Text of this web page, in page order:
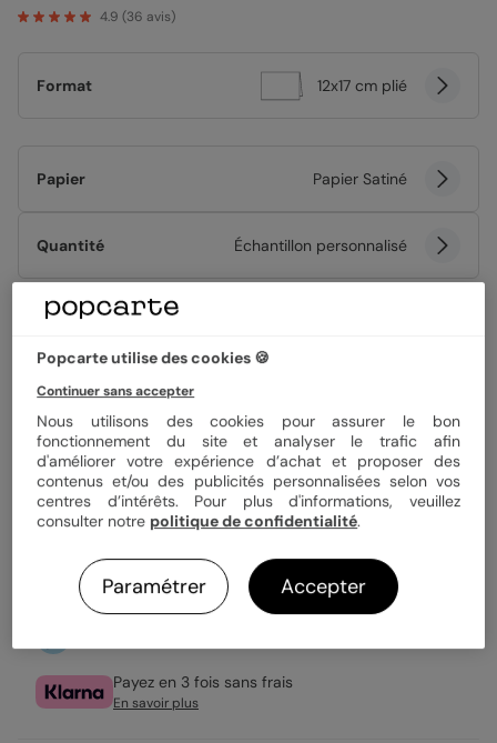
4.9 (36 avis)
Format 12x17 cm plié
Papier Papier Satiné
Quantité Échantillon personnalisé
Enveloppe blanche offerte
Fabrication française
Expédition rapide en 24h
Personnaliser
Échantillon personnalisé offert
Payez en 3 fois sans frais
En savoir plus
Popcarte utilise des cookies 🍪
Continuer sans accepter
Nous utilisons des cookies pour assurer le bon
fonctionnement du site et analyser le trafic afin
d'améliorer votre expérience d’achat et proposer des
contenus et/ou des publicités personnalisées selon vos
centres d’intérêts. Pour plus d'informations, veuillez
consulter notre politique de confidentialité.
Paramétrer Accepter